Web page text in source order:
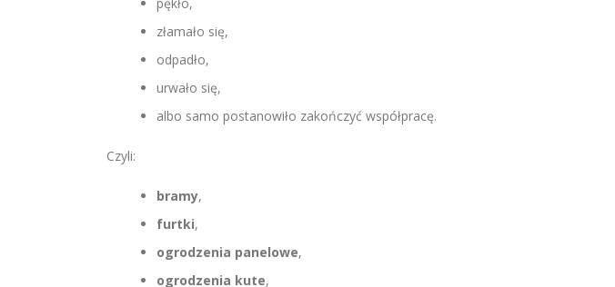
złamało się,
odpadło,
urwało się,
albo samo postanowiło zakończyć współpracę.
Czyli:
bramy,
furtki,
ogrodzenia panelowe,
ogrodzenia kute,